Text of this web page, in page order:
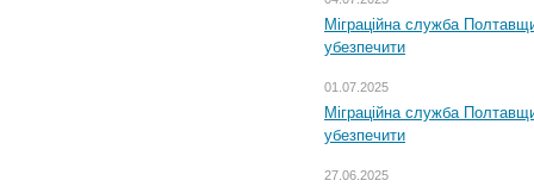
Міграційна служба
убезпечити
01.07.2025
Міграційна служба
убезпечити
27.06.2025